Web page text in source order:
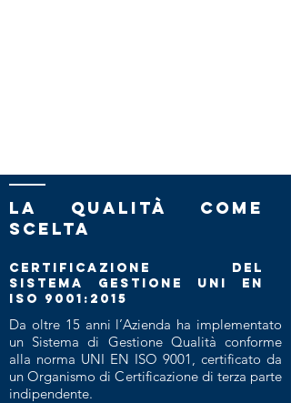
LA QUALITà COME
SCElTA
Certificazione del
sistema gestione UNI EN
ISO 9001:2015
Da oltre 15 anni l’Azienda ha implementato
un Sistema di Gestione Qualità conforme
alla norma UNI EN ISO 9001, certificato da
un Organismo di Certificazione di terza parte
indipendente.